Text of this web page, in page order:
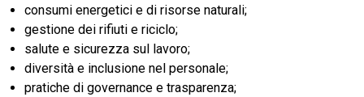
consumi energetici e di risorse naturali;
gestione dei rifiuti e riciclo;
salute e sicurezza sul lavoro;
diversità e inclusione nel personale;
pratiche di governance e trasparenza;